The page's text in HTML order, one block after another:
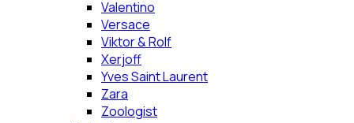
Valentino
Versace
Viktor & Rolf
Xerjoff
Yves Saint Laurent
Zara
Zoologist